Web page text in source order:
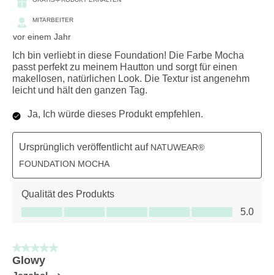
MITARBEITER
vor einem Jahr
Ich bin verliebt in diese Foundation! Die Farbe Mocha
passt perfekt zu meinem Hautton und sorgt für einen
makellosen, natürlichen Look. Die Textur ist angenehm
leicht und hält den ganzen Tag.
Ja, Ich würde dieses Produkt empfehlen.
Ursprünglich veröffentlicht auf NATUWEAR®
FOUNDATION MOCHA
Qualität des Produkts
Qualität des Produkts, 5.0 von 5
5.0
5 von 5 Sternen.
Glowy